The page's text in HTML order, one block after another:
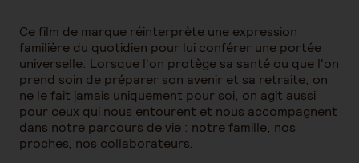
Ce film de marque réinterprète une expression
familière du quotidien pour lui conférer une portée
universelle. Lorsque l'on protège sa santé ou que l'on
prend soin de préparer son avenir et sa retraite, on
ne le fait jamais uniquement pour soi, on agit aussi
pour ceux qui nous entourent et nous accompagnent
dans notre parcours de vie : notre famille, nos
proches, nos collaborateurs.